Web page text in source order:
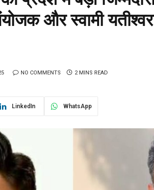
और स्वामी
NO COMMENTS 2 MINS READ
LinkedIn WhatsApp